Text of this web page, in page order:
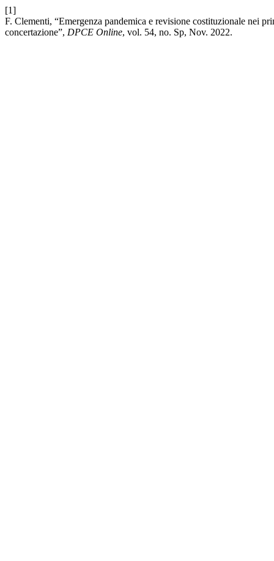
[1]
F. Clementi, “Emergenza pandemica e revisione costituzionale nei
concertazione”, DPCE Online, vol. 54, no. Sp, Nov. 2022.